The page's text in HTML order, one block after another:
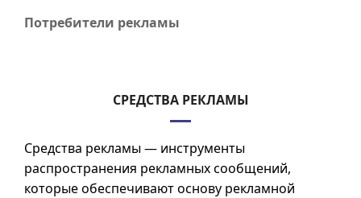
Потребители рекламы
СРЕДСТВА РЕКЛАМЫ
Средства рекламы — инструменты
распространения рекламных сообщений,
которые обеспечивают основу рекламной